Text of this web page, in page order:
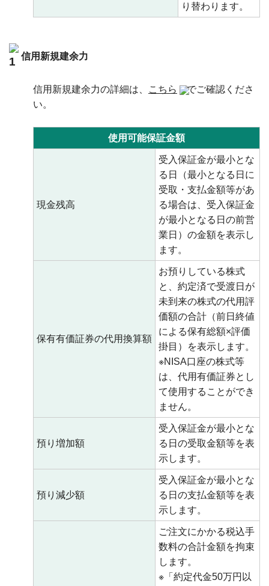
り替わります。
信用新規建余力
信用新規建余力の詳細は、 こちら
でご確認くださ
い。
使用可能保証金額
現金残高
受入保証金が最小とな
る日（最小となる日に
受取・支払金額等があ
る場合は、受入保証金
が最小となる日の前営
業日）の金額を表示し
ます。
保有有価証券の代用換算額
お預りしている株式
と、約定済で受渡日が
未到来の株式の代用評
価額の合計（前日終値
による保有総額×評価
掛目）を表示します。
※NISA口座の株式等
は、代用有価証券とし
て使用することができ
ません。
預り増加額
受入保証金が最小とな
る日の受取金額等を表
示します。
預り減少額
受入保証金が最小とな
る日の支払金額等を表
示します。
ご注文にかかる税込手
数料の合計金額を拘束
します。
※「約定代金50万円以